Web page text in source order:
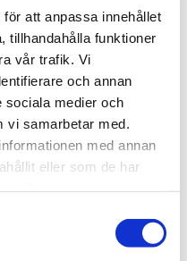
att anpassa innehållet
tillhandahålla funktioner
vår trafik. Vi
och annan
sociala medier och
vi samarbetar med.
med annan
eller som de har
eller med tyg/papper